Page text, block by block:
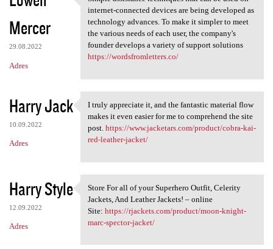
Mercer
29.08.2022
Adres
Simple assistance techniques
internet-connected devices are being developed as
technology advances. To make it simpler to meet
the various needs of each user, the company's
founder develops a variety of support solutions
https://wordsfromletters.co/
Harry Jack
10.09.2022
Adres
I truly appreciate it, and
I truly appreciate it, and the fantastic material flow
makes it even easier for me to comprehend the site
post. https://www.jacketars.com/product/cobra-kai-
red-leather-jacket/
Harry Style
12.09.2022
Adres
Store For all of your
Store For all of your Superhero Outfit, Celerity
Jackets, And Leather Jackets! – online
Site: https://rjackets.com/product/moon-knight-
marc-spector-jacket/